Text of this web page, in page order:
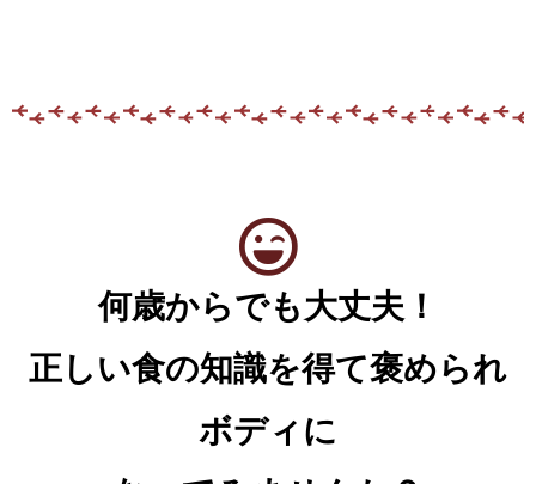
何歳からでも大丈夫！
正しい食の知識を得て褒められ
ボディに